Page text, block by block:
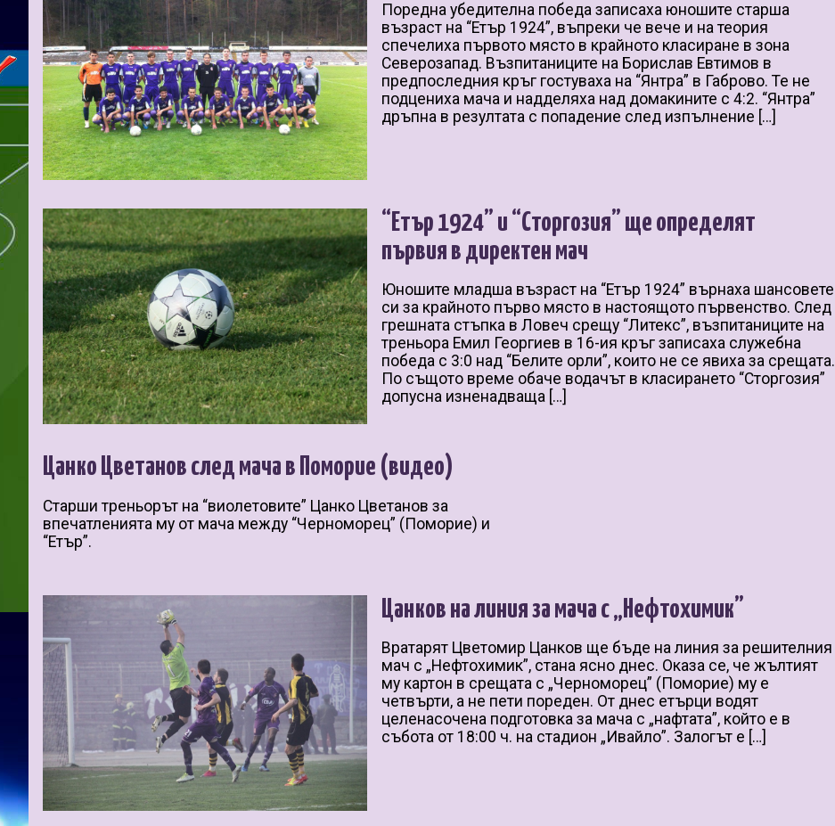
Поредна убедителна победа записаха юношите старша
възраст на “Етър 1924”, въпреки че вече и на теория
спечелиха първото място в крайното класиране в зона
Северозапад. Възпитаниците на Борислав Евтимов в
предпоследния кръг гостуваха на “Янтра” в Габрово. Те не
подцениха мача и надделяха над домакините с 4:2. “Янтра”
дръпна в резултата с попадение след изпълнение […]
“Етър 1924” и “Сторгозия” ще определят
първия в директен мач
Юношите младша възраст на “Етър 1924” върнаха шансовете
си за крайното първо място в настоящото първенство. След
грешната стъпка в Ловеч срещу “Литекс”, възпитаниците на
треньора Емил Георгиев в 16-ия кръг записаха служебна
победа с 3:0 над “Белите орли”, които не се явиха за срещата.
По същото време обаче водачът в класирането “Сторгозия”
допусна изненадваща […]
Цанко Цветанов след мача в Поморие (видео)
Старши треньорът на “виолетовите” Цанко Цветанов за
впечатленията му от мача между “Черноморец” (Поморие) и
“Етър”.
Цанков на линия за мача с „Нефтохимик”
Вратарят Цветомир Цанков ще бъде на линия за решителния
мач с „Нефтохимик”, стана ясно днес. Оказа се, че жълтият
му картон в срещата с „Черноморец” (Поморие) му е
четвърти, а не пети пореден. От днес етърци водят
целенасочена подготовка за мача с „нафтата”, който е в
събота от 18:00 ч. на стадион „Ивайло”. Залогът е […]